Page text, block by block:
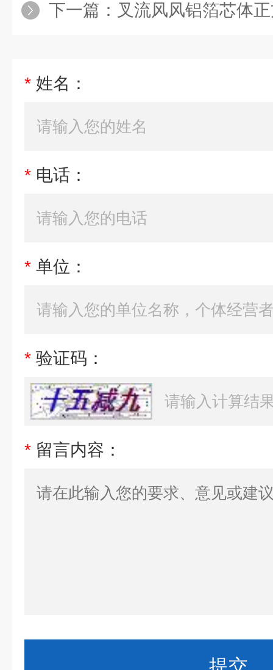
下一篇： 叉流风风铝箔芯体
* 姓名：
* 电话：
* 单位：
* 验证码：
* 留言内容：